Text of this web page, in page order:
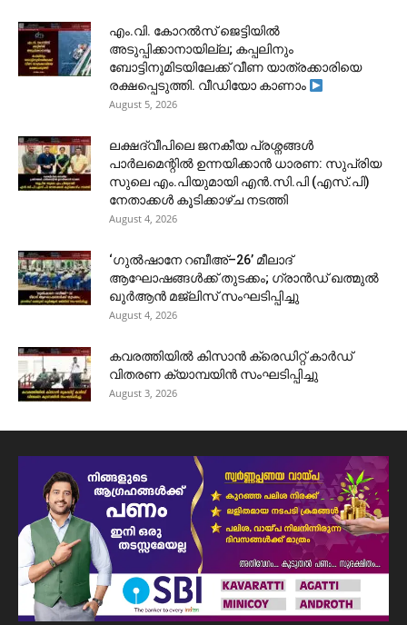
​എം.വി. കോറൽസ് ജെട്ടിയിൽ
അടുപ്പിക്കാനായില്ല; കപ്പലിനും
ബോട്ടിനുമിടയിലേക്ക് വീണ യാത്രക്കാരിയെ
രക്ഷപ്പെടുത്തി. വീഡിയോ കാണാം
August 5, 2026
ലക്ഷദ്വീപിലെ ജനകീയ പ്രശ്നങ്ങൾ
പാർലമെന്റിൽ ഉന്നയിക്കാൻ ധാരണ: സുപ്രിയ
സുലെ എം.പിയുമായി എൻ.സി.പി (എസ്.പി)
നേതാക്കൾ കൂടിക്കാഴ്ച നടത്തി
August 4, 2026
‘ഗുൽഷാനേ റബീഅ്–26’ മീലാദ്
ആഘോഷങ്ങൾക്ക് തുടക്കം; ഗ്രാൻഡ് ഖത്മുൽ
ഖുർആൻ മജ്‌ലിസ് സംഘടിപ്പിച്ചു
August 4, 2026
കവരത്തിയിൽ കിസാൻ ക്രെഡിറ്റ് കാർഡ്
വിതരണ ക്യാമ്പയിൻ സംഘടിപ്പിച്ചു
August 3, 2026